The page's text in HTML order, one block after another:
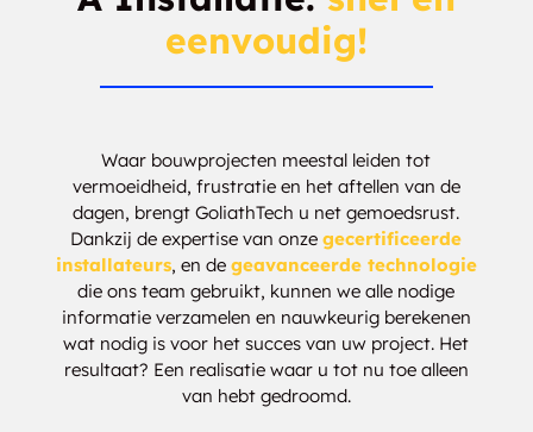
eenvoudig!
Waar bouwprojecten meestal leiden tot
vermoeidheid, frustratie en het aftellen van de
dagen, brengt GoliathTech u net gemoedsrust.
Dankzij de expertise van onzegecertificeerde
installateurs, en de geavanceerde technologie
die ons team gebruikt, kunnen we alle nodige
informatie verzamelen en nauwkeurig berekenen
wat nodig is voor het succes van uw project. Het
resultaat? Een realisatie waar u tot nu toe alleen
van hebt gedroomd.